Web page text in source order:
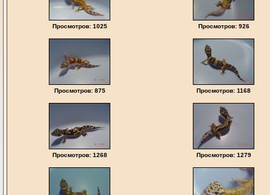
Просмотров: 1025 Просмотров: 926
Просмотров: 875 Просмотров: 1168
Просмотров: 1268 Просмотров: 1279